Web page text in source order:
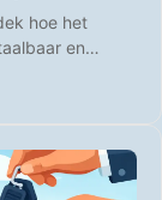
hoe het
en